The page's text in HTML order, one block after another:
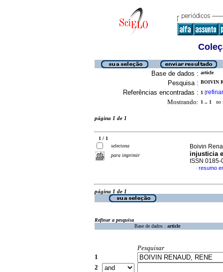
Base de dados : article
Pesquisa : BOIVIN
Referências encontradas : 1 [refinar
Mostrando: 1 .. 1 no
página 1 de 1
1 / 1
seleciona
para imprimir
Boivin
injusticia
ISSN 0185-
· resumo
página 1 de 1
Refinar a pesquisa
Base de dados : article
Pesquisar
1
2